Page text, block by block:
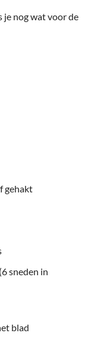
je nog wat voor de
gehakt
sneden in
blad